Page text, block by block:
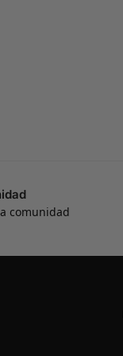
comunidad